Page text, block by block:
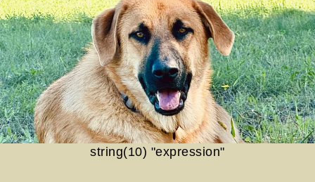
string(10) "expression"